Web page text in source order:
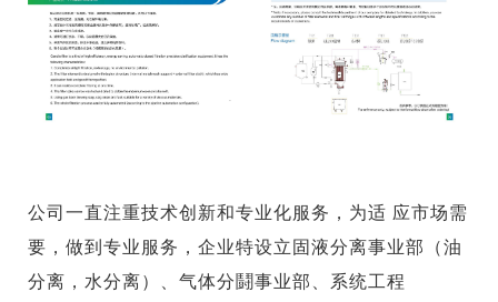
公司一直注重技术创新和专业化服务，为适 应市场需
要，做到专业服务，企业特设立固液分离事业部（油
分离，水分离）、气体分鬪事业部、系统工程